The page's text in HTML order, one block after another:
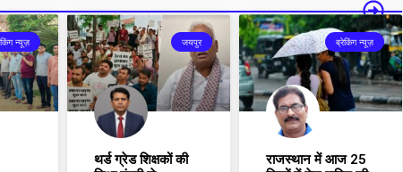
न्यूज़ जयपुर
थर्ड ग्रेड शिक्षकों की
ब्रेकिंग न्यूज़
राजस्थान में आज 25